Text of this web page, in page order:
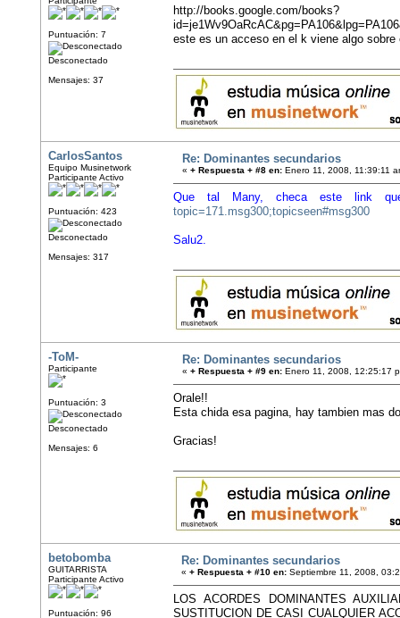
Puntuación: 7
Desconectado
Mensajes: 37
http://books.google.com/books?
este es un acceso en el k viene algo
CarlosSantos
Equipo Musinetwork
Participante Activo
Puntuación: 423
Desconectado
Mensajes: 317
Re: Dominantes secundarios
« + Respuesta + #8 en: Enero 11, 2008, 11:39:11
Que tal Many, checa este link
topic=171.msg300;topicseen#msg300
Salu2.
-ToM-
Participante
Puntuación: 3
Desconectado
Mensajes: 6
Re: Dominantes secundarios
« + Respuesta + #9 en: Enero 11, 2008, 12:25:17
Orale!!
Esta chida esa pagina, hay tambien mas
Gracias!
betobomba
GUITARRISTA
Participante Activo
Puntuación: 96
Re: Dominantes secundarios
« + Respuesta + #10 en: Septiembre 11, 2008,
LOS ACORDES DOMINANTES
SUSTITUCION DE CASI CUALQUIER